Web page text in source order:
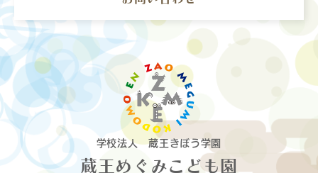
学校法人 蔵王きぼう学園
蔵王めぐみこども園